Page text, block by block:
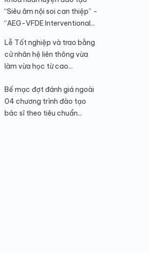
“Siêu âm nội soi can thiệp” -
“AEG-VFDE Interventional...
Lễ Tốt nghiệp và trao bằng
cử nhân hệ liên thông vừa
làm vừa học từ cao...
Bế mạc đợt đánh giá ngoài
04 chương trình đào tạo
bác sĩ theo tiêu chuẩn...